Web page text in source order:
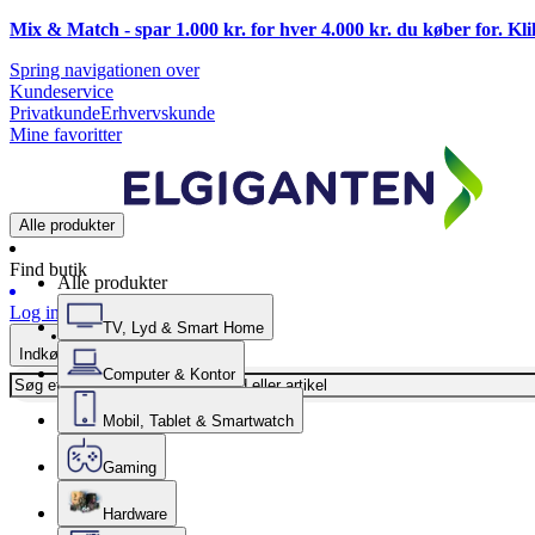
Mix & Match - spar 1.000 kr. for hver 4.000 kr. du køber for.
Spring navigationen over
Kundeservice
PrivatkundeErhvervskunde
Mine favoritter
Alle produkter
Find butik
Log ind
Indkøbskurv
Alle produkter
TV, Lyd & Smart Home
Computer & Kontor
Mobil, Tablet & Smartwatch
Gaming
Hardware